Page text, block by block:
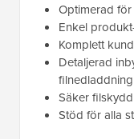
Optimerad
Enkel
Komplett
Detaljerad
filnedladdning
Säker filskydd
Stöd för alla